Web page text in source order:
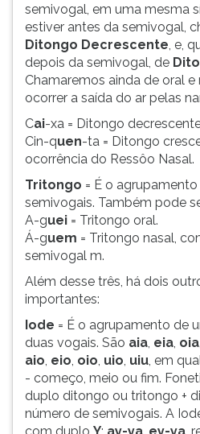
semivogal, em uma mesma
estiver antes da semivogal,
Ditongo Decrescente, e,
depois da semivogal, de
Chamaremos ainda de oral
ocorrer a saída do ar pelas
Cai-xa = Ditongo
Cin-quen-ta = Ditongo
ocorrência do Ressôo Nasal.
Tritongo = É o
semivogais. Também pode
A-guei = Tritongo oral.
Á-guem = Tritongo nasal,
semivogal m.
Além desse três, há dois
importantes:
Iode = É o agrupamento de
duas vogais. São aia, eia, oia,
aio, eio, oio, uio, uiu, em
- começo, meio ou fim.
duplo ditongo ou tritongo +
número de semivogais. A